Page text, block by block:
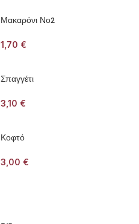
Μακαρόνι Νο2
1,70 €
Σπαγγέτι
3,10 €
Κοφτό
3,00 €